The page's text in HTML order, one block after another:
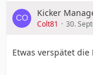
Kicker
Colt81 30.
Etwas verspätet